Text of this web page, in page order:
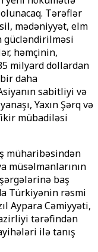
Tərəflər
mədəniyyət, elm
gücləndirilməsi
həmçinin,
milyard dollardan
daha
sabitliyi və
Yaxın Şərq və
mübadiləsi
müharibəsindən
müsəlmanlarının
baş
Türkiyənin rəsmi
Aypara Cəmiyyəti,
tərəfindən
ilə tanış